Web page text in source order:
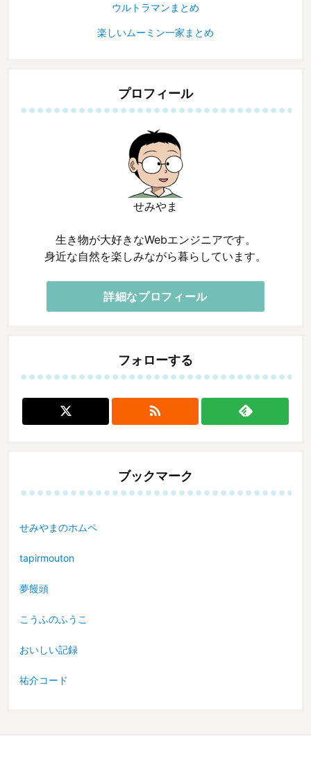
ウルトラマンまとめ
楽しいムーミン一家まとめ
プロフィール
せみやま
生き物が大好きなWebエンジニアです。
身近な自然を楽しみながら暮らしています。
詳細なプロフィール
フォローする

ブックマーク
せみやまのホムペ
tapirmouton
夢饅頭
こうふのふうこ
おいしい記録
祐介コード